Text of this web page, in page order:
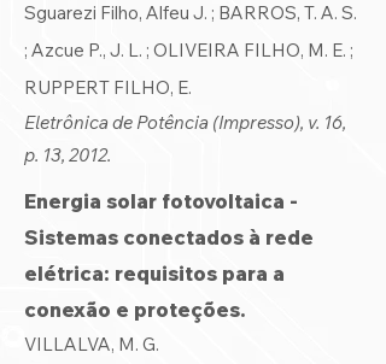
Sguarezi Filho, Alfeu J. ; BARROS, T. A. S.
; Azcue P., J. L. ; OLIVEIRA FILHO, M. E. ;
RUPPERT FILHO, E.
Eletrônica de Potência (Impresso), v. 16,
p. 13, 2012.
Energia solar fotovoltaica -
Sistemas conectados à rede
elétrica: requisitos para a
conexão e proteções.
VILLALVA, M. G.